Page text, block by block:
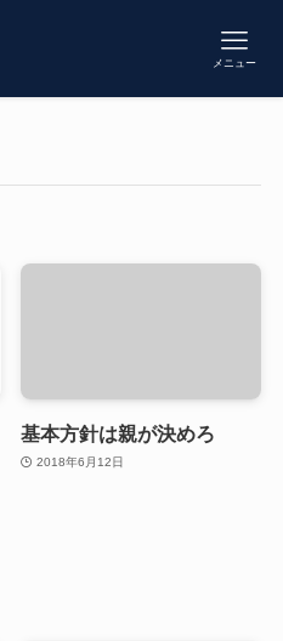
メニュー
基本方針は親が決めろ
2018年6月12日